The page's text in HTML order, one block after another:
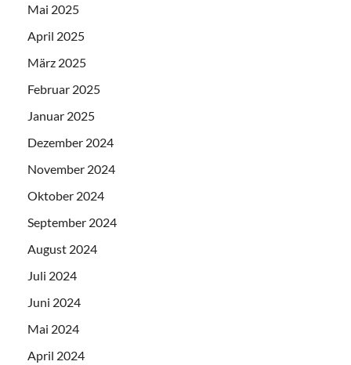
Mai 2025
April 2025
März 2025
Februar 2025
Januar 2025
Dezember 2024
November 2024
Oktober 2024
September 2024
August 2024
Juli 2024
Juni 2024
Mai 2024
April 2024